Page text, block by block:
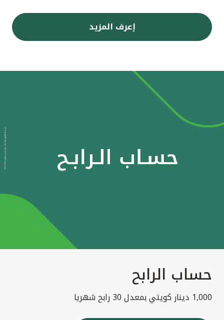
إعرف المزيد
حساب الرابح
1,000 دينار كويتي بمعدل 30 رابح شهريا